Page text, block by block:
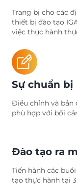
Trang bị cho các
thiết bị đào tạo
việc thực hành
Sự chuẩn bị
Điều chỉnh và bản
phù hợp với bối
Đào tạo ra
Tiến hành các
tạo thực hành tại